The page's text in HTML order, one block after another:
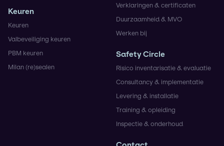
Keuren
Keuren
Valbeveiliging keuren
PBM keuren
Milan (re)sealen
Verklaringen & certificaten
Duurzaamheid & MVO
Werken bij
Safety Circle
Risico inventarisatie & evaluatie
Consultancy & implementatie
Levering & installatie
Training & opleiding
Inspectie & onderhoud